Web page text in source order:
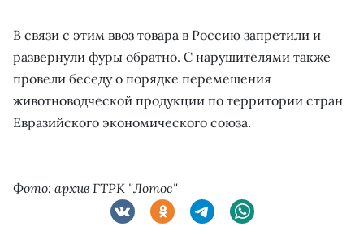
В связи с этим ввоз товара в Россию запретили и
развернули фуры обратно. С нарушителями также
провели беседу о порядке перемещения
животноводческой продукции по территории стран
Евразийского экономического союза.
Фото: архив ГТРК "Лотос"